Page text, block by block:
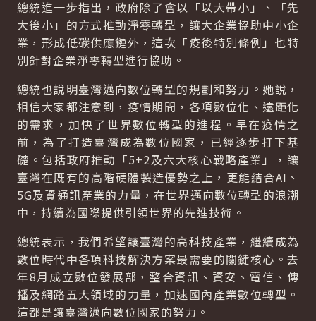
總統進一步指出，政府除了會以「以大帶小」、「先
大後小」的方式推動淨零轉型，讓大企業協助中小企
業，形成低碳供應鏈外，這次「疫後特別條例」也特
別針對企業淨零轉型進行協助。
總統也說明臺灣邁向數位轉型的規劃和努力。她說，
相信大家都注意到，疫情期間，各項數位化、遠距化
的需求，加快了世界數位轉型的進程。早在疫情之
前，為了打造臺灣成為數位國家，已經逐步打下基
礎。包括政府推動「5+2及六大核心戰略產業」，讓
臺灣在既有的高階硬體製造優勢之上，更能結合AI、
5G及資通訊產業的力量，在世界邁向數位轉型的浪潮
中，持續為國際提供引領世界的先進技術。
總統表示，我們希望讓臺灣的高科技產業，繼續成為
數位時代中各項科技解決方案最需要的關鍵核心。去
年8月成立數位發展部，整合資訊、資安、電信、傳
播及網路五大領域的力量，加速國內產業數位轉型。
這都是讓臺灣邁向數位國家的努力。